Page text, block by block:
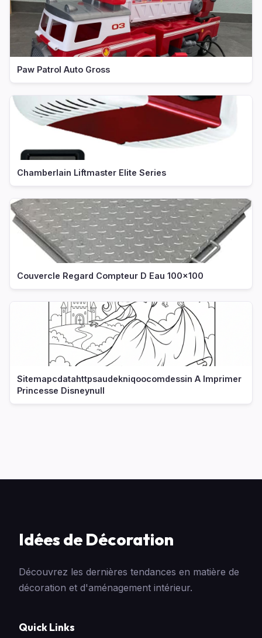
Paw Patrol Auto Gross
Chamberlain Liftmaster Elite Series
Couvercle Regard Compteur D Eau 100x100
Sitemapcdatahttpsaudekniqoocomdessin A Imprimer
Princesse Disneynull
Idées de Décoration
Découvrez les dernières tendances en matière de
décoration et d'aménagement intérieur.
Quick Links